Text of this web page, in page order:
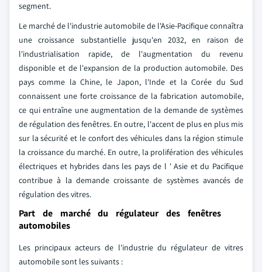
segment.
Le marché de l'industrie automobile de l'Asie-Pacifique connaîtra
une croissance substantielle jusqu'en 2032, en raison de
l'industrialisation rapide, de l'augmentation du revenu
disponible et de l'expansion de la production automobile. Des
pays comme la Chine, le Japon, l'Inde et la Corée du Sud
connaissent une forte croissance de la fabrication automobile,
ce qui entraîne une augmentation de la demande de systèmes
de régulation des fenêtres. En outre, l'accent de plus en plus mis
sur la sécurité et le confort des véhicules dans la région stimule
la croissance du marché. En outre, la prolifération des véhicules
électriques et hybrides dans les pays de l ' Asie et du Pacifique
contribue à la demande croissante de systèmes avancés de
régulation des vitres.
Part de marché du régulateur des fenêtres
automobiles
Les principaux acteurs de l'industrie du régulateur de vitres
automobile sont les suivants :